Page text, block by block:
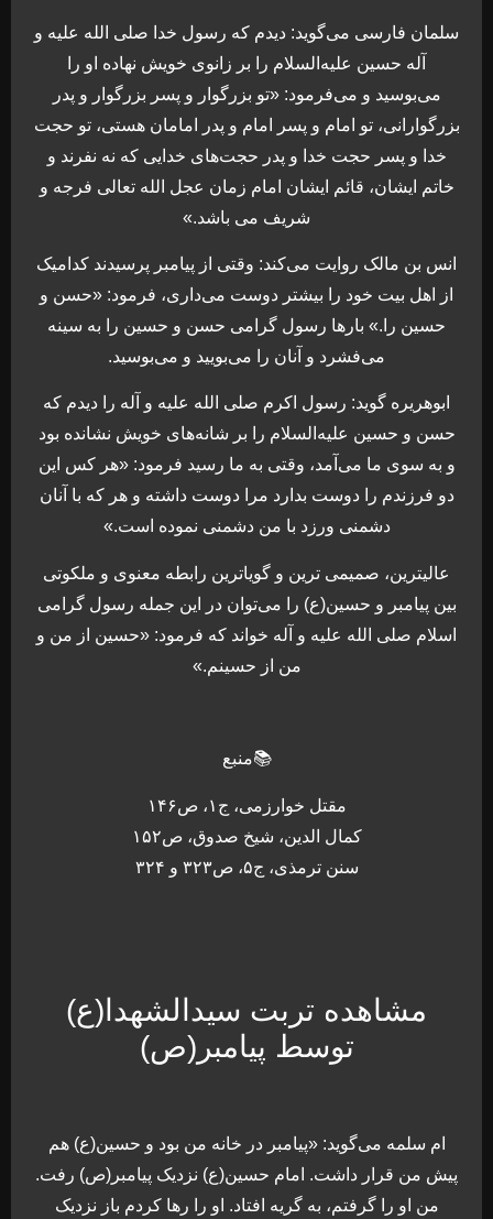
سلمان فارسی می‌گوید: دیدم که رسول خدا صلی الله علیه و
آله حسین علیه‌السلام را بر زانوی خویش نهاده او را
می‌بوسید و می‌فرمود: «تو بزرگوار و پسر بزرگوار و پدر
بزرگوارانی، تو امام و پسر امام و پدر امامان هستی، تو حجت
خدا و پسر حجت خدا و پدر حجت‌های خدایی که نه نفرند و
خاتم ایشان، قائم ایشان امام زمان عجل الله تعالی فرجه و
شریف می باشد.»
انس بن مالک روایت می‌کند: وقتی از پیامبر پرسیدند کدامیک
از اهل بیت خود را بیشتر دوست می‌داری، فرمود: «حسن و
حسین را.» بارها رسول گرامی حسن و حسین را به سینه
می‌فشرد و آنان را می‌بویید و می‌بوسید.
ابوهریره گوید: رسول اکرم صلی الله علیه و آله را دیدم که
حسن و حسین علیه‌السلام را بر شانه‌های خویش نشانده بود
و به سوی ما می‌آمد، وقتی به ما رسید فرمود: «هر کس این
دو فرزندم را دوست بدارد مرا دوست داشته و هر که با آنان
دشمنی ورزد با من دشمنی نموده است.»
عالیترین، صمیمی ترین و گویاترین رابطه معنوی و ملکوتی
بین پیامبر و حسین(ع) را می‌توان در این جمله رسول گرامی
اسلام صلی الله علیه و آله خواند که فرمود: «حسین از من و
من از حسینم.»
📚منبع
مقتل خوارزمی، ج۱، ص۱۴۶
کمال الدین، شیخ صدوق، ص۱۵۲
سنن ترمذی، ج۵، ص۳۲۳ و ۳۲۴
مشاهده تربت سیدالشهدا(ع)
توسط پیامبر(ص)
ام سلمه می‌گوید: «پیامبر در خانه من بود و حسین(ع) هم
پیش من قرار داشت. امام حسین(ع) نزدیک پیامبر(ص) رفت.
من او را گرفتم، به گریه افتاد. او را رها کردم باز نزدیک